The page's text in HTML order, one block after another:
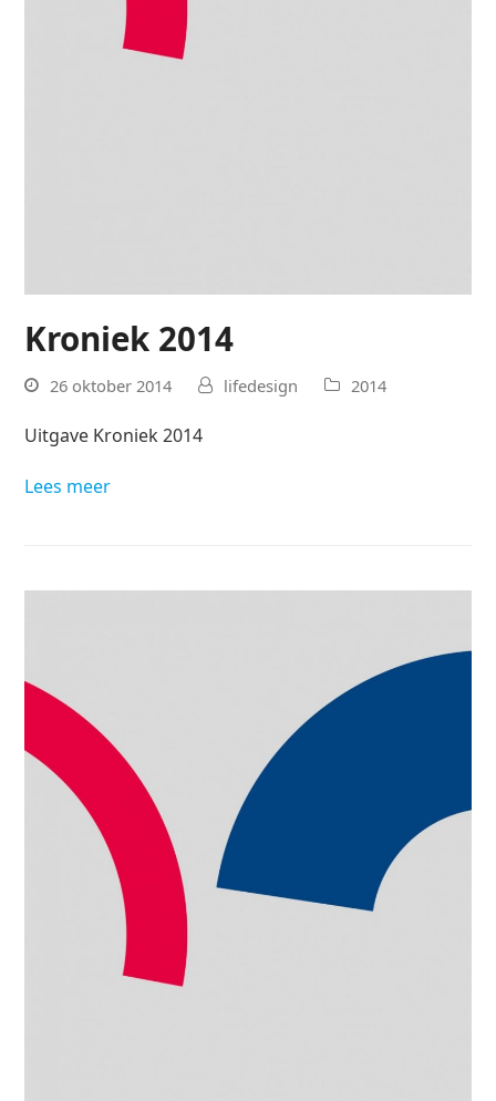
Kroniek 2014
26 oktober 2014 lifedesign 2014
Uitgave Kroniek 2014
Lees meer